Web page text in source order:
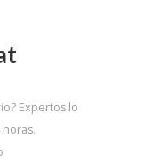
Expertos lo